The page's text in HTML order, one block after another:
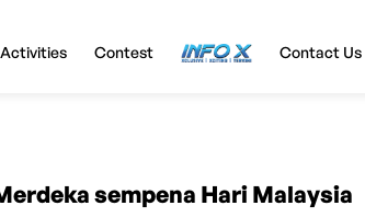
Activities Contest InfoX Contact Us
sempena Hari Malaysia